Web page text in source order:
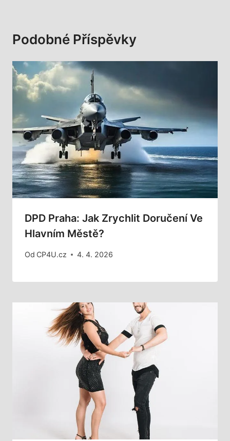
Podobné Příspěvky
DPD Praha: Jak Zrychlit Doručení Ve
Hlavním Městě?
Od CP4U.cz 4. 4. 2026